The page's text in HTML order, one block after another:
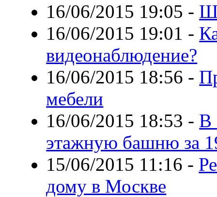
16/06/2015 19:05 -
16/06/2015 19:01 -
видеонаблюдение?
16/06/2015 18:56 -
мебели
16/06/2015 18:53 - В
этажную башню за
15/06/2015 11:16 -
дому в Москве